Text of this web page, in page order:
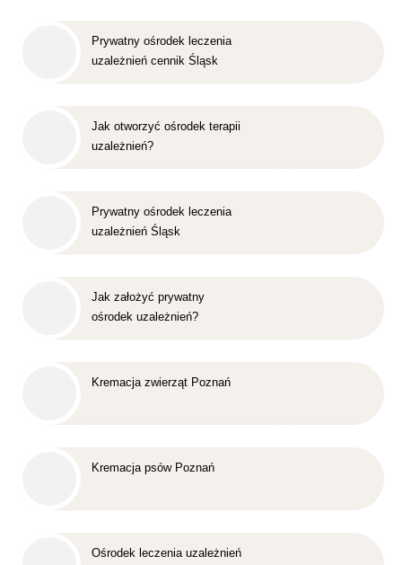
Prywatny ośrodek leczenia
uzależnień cennik Śląsk
Jak otworzyć ośrodek terapii
uzależnień?
Prywatny ośrodek leczenia
uzależnień Śląsk
Jak założyć prywatny
ośrodek uzależnień?
Kremacja zwierząt Poznań
Kremacja psów Poznań
Ośrodek leczenia uzależnień